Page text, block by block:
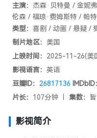
主演： 杰森·贝特曼 / 金妮
伦森 / 福琼·费姆斯特 / 帕
安迪·萨姆伯格 / 大卫·斯特
类型： 喜剧 / 动画 / 悬疑 /
制片地区： 美国
上映时间： 2025-11-26(美
影视语言： 英语
豆瓣ID： 26817136 IMDbID
片长： 107分钟 丨 集数：
影视简介